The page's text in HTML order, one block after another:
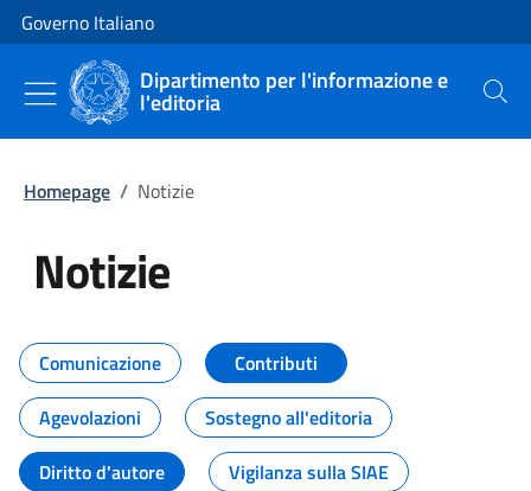
Vai al contenuto
Vai alla navigazione del sito
Governo Italiano
Dipartimento per l'informazione e
l'editoria Cerca
Homepage / Notizie
Notizie
Tutti i contenuti della pagina
Comunicazione
Contributi
Agevolazioni
Sostegno all'editoria
Diritto d'autore
Vigilanza sulla SIAE